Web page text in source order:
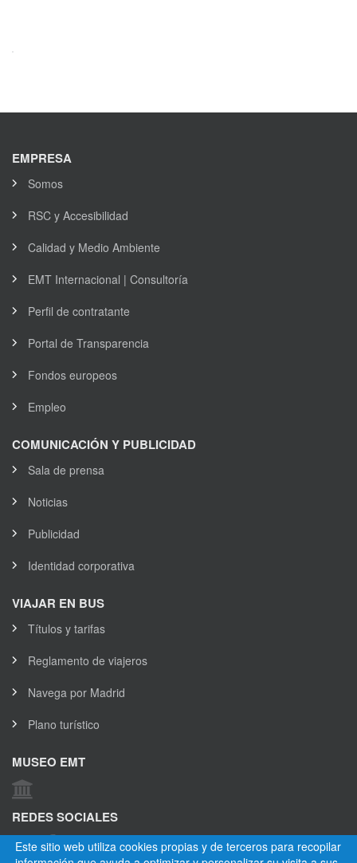
Este sitio web utiliza cookies propias y de terceros para recopilar
EMPRESA
Somos
RSC y Accesibilidad
Calidad y Medio Ambiente
EMT Internacional | Consultoría
Perfil de contratante
Portal de Transparencia
Fondos europeos
Empleo
COMUNICACIÓN Y PUBLICIDAD
Sala de prensa
Noticias
Publicidad
Identidad corporativa
VIAJAR EN BUS
Títulos y tarifas
Reglamento de viajeros
Navega por Madrid
Plano turístico
MUSEO EMT
REDES SOCIALES